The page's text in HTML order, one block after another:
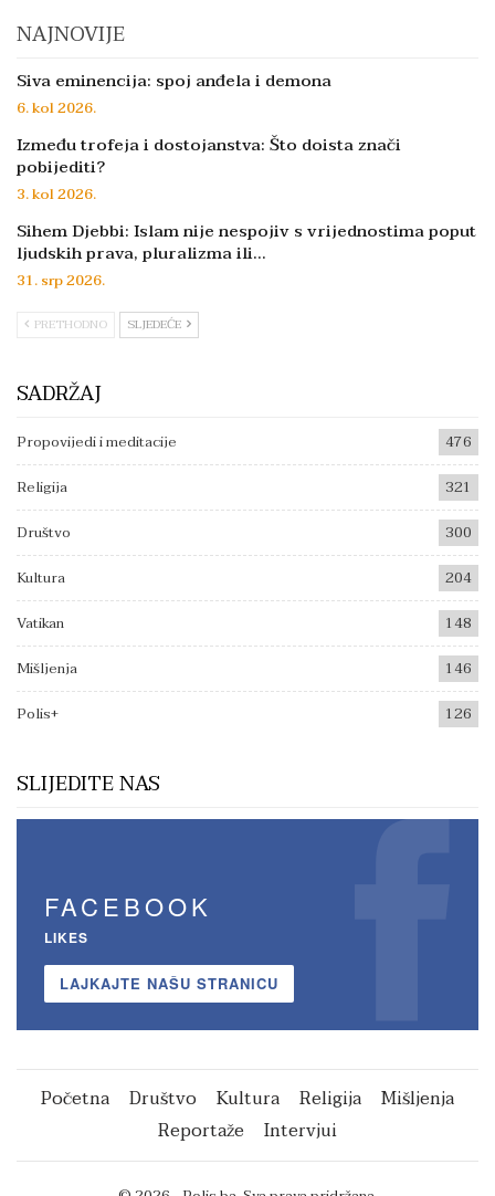
NAJNOVIJE
Siva eminencija: spoj anđela i demona
6. kol 2026.
Između trofeja i dostojanstva: Što doista znači
pobijediti?
3. kol 2026.
Sihem Djebbi: Islam nije nespojiv s vrijednostima poput
ljudskih prava, pluralizma ili…
31. srp 2026.
PRETHODNO SLJEDEĆE
SADRŽAJ
Propovijedi i meditacije
476
Religija
321
Društvo
300
Kultura
204
Vatikan
148
Mišljenja
146
Polis+
126
SLIJEDITE NAS
FACEBOOK
LIKES
LAJKAJTE NAŠU STRANICU
Početna Društvo Kultura Religija
Mišljenja
Reportaže
Intervjui